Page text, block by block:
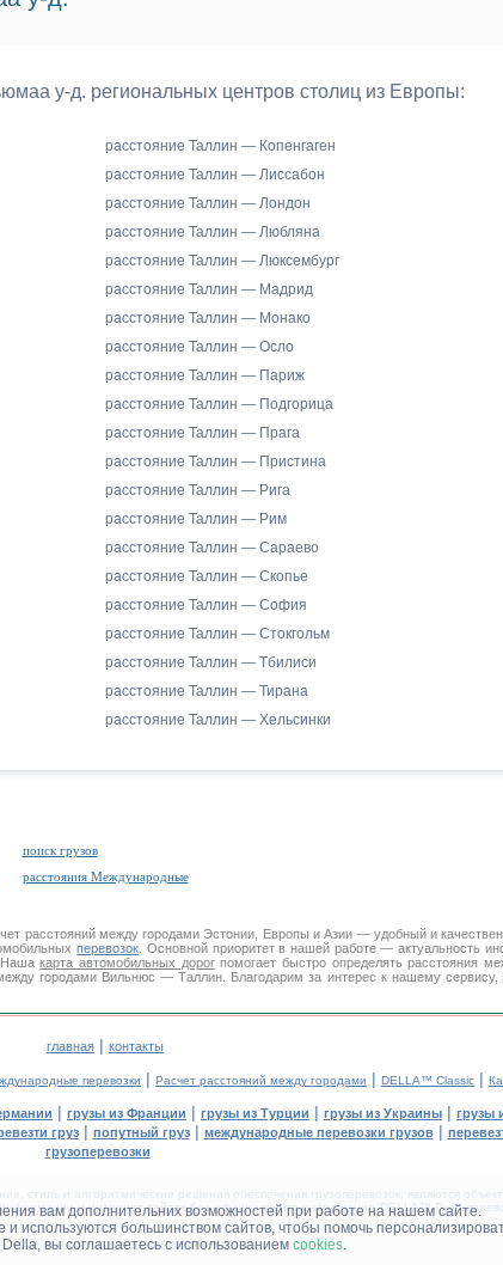
вам дополнительних возможностей при работе на нашем сайте.
используются большинством сайтов, чтобы помочь
вы соглашаетесь с использованием cookies.
у-д. региональных центров столиц из Европы:
расстояние Таллин — Копенгаген
расстояние Таллин — Лиссабон
расстояние Таллин — Лондон
расстояние Таллин — Любляна
расстояние Таллин — Люксембург
расстояние Таллин — Мадрид
расстояние Таллин — Монако
расстояние Таллин — Осло
расстояние Таллин — Париж
расстояние Таллин — Подгорица
расстояние Таллин — Прага
расстояние Таллин — Пристина
расстояние Таллин — Рига
расстояние Таллин — Рим
расстояние Таллин — Сараево
расстояние Таллин — Скопье
расстояние Таллин — София
расстояние Таллин — Стокгольм
расстояние Таллин — Тбилиси
расстояние Таллин — Тирана
расстояние Таллин — Хельсинки
поиск грузов
расстояния Международные
расстояниймежду городами Эстонии, Европы и Азии — удобный и
перевозок . Основной приоритет в нашей работе — актуальность
Нашакарта автомобильных дорогпомогает быстро определять расстояния
городами Вильнюс — Таллин. Благодарим за интерес к нашему
главная | контакты
перевозки | Расчет расстояний между городами | DELLA™ Classic |
| грузы из Франции | грузы из Турции | грузы из Украины | грузы
груз| попутный груз| международные перевозки грузов|
грузоперевозки
стиль и алгоритмические решения обеспечения грузоперевозок, являются
и интернет-сайтах без официального разрешения 'DELLA™
—ВАШИГРУЗОПЕРЕВОЗКИ™!